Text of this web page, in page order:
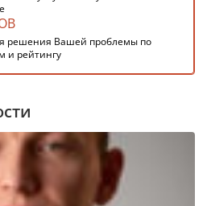
решения Вашей проблемы по
и рейтингу